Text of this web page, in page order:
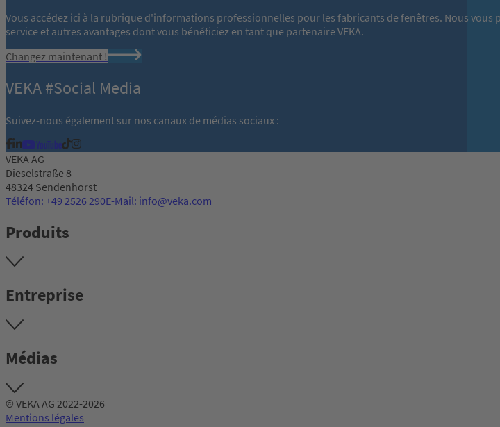
Vous accédez ici à la rubrique d'informations professionnelles pour les fabricants de fenêtres. Nous vous
service et autres avantages dont vous bénéficiez en tant que partenaire VEKA.
Changez maintenant !
VEKA #Social Media
Suivez-nous également sur nos canaux de médias sociaux :
VEKA AG
Dieselstraße 8
48324 Sendenhorst
Téléfon: +49 2526 290E-Mail: info@veka.com
Produits
Entreprise
Médias
© VEKA AG 2022-2026
Mentions légales